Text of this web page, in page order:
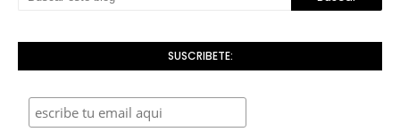
SUSCRIBETE: